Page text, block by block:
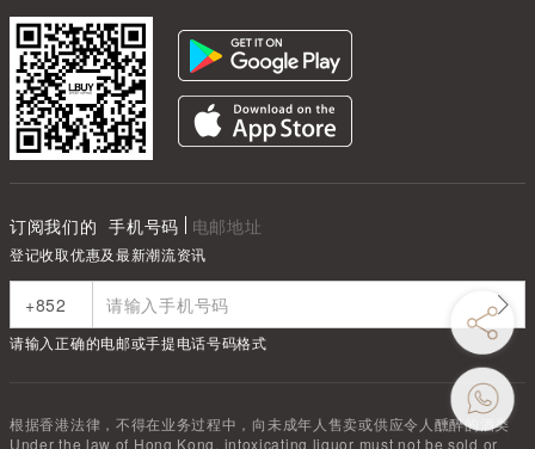
订阅我们的 手机号码 电邮地址
登记收取优惠及最新潮流资讯
请输入正确的电邮或手提电话号码格式
根据香港法律，不得在业务过程中，向未成年人售卖或供应令人醺醉的酒类
Under the law of Hong Kong, intoxicating liquor must not be sold or